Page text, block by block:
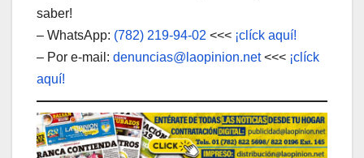
saber!
– WhatsApp: (782) 219-94-02 <<< ¡clíck aquí!
– Por e-mail: denuncias@laopinion.net<<< ¡clíck
aquí!